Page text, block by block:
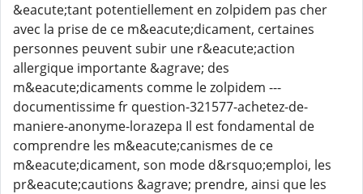
&eacute;tant potentiellement en zolpidem pas cher
avec la prise de ce m&eacute;dicament, certaines
personnes peuvent subir une r&eacute;action
allergique importante &agrave; des
m&eacute;dicaments comme le zolpidem ---
documentissime fr question-321577-achetez-de-
maniere-anonyme-lorazepa Il est fondamental de
comprendre les m&eacute;canismes de ce
m&eacute;dicament, son mode d&rsquo;emploi, les
pr&eacute;cautions &agrave; prendre, ainsi que les